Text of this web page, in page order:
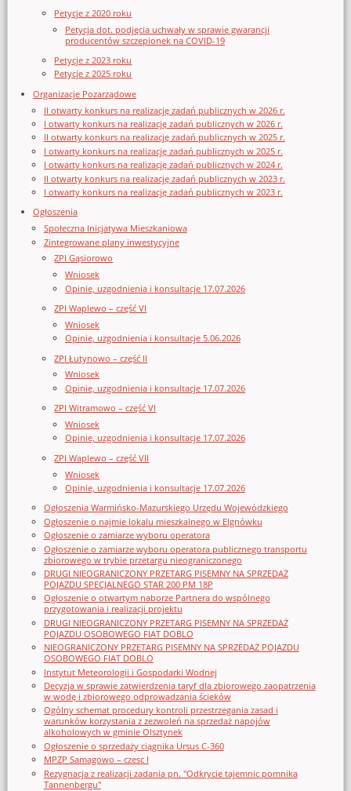
Petycje z 2020 roku
Petycja dot. podjęcia uchwały w sprawie gwarancji
producentów szczepionek na COVID-19
Petycje z 2023 roku
Petycje z 2025 roku
Organizacje Pozarządowe
II otwarty konkurs na realizację zadań publicznych w 2026 r.
I otwarty konkurs na realizację zadań publicznych w 2026 r.
II otwarty konkurs na realizację zadań publicznych w 2025 r.
I otwarty konkurs na realizację zadań publicznych w 2025 r.
I otwarty konkurs na realizację zadań publicznych w 2024 r.
II otwarty konkurs na realizację zadań publicznych w 2023 r.
I otwarty konkurs na realizację zadań publicznych w 2023 r.
Ogłoszenia
Społeczna Inicjatywa Mieszkaniowa
Zintegrowane plany inwestycyjne
ZPI Gąsiorowo
Wniosek
Opinie, uzgodnienia i konsultacje 17.07.2026
ZPI Waplewo – część VI
Wniosek
Opinie, uzgodnienia i konsultacje 5.06.2026
ZPI Łutynowo – część II
Wniosek
Opinie, uzgodnienia i konsultacje 17.07.2026
ZPI Witramowo – część VI
Wniosek
Opinie, uzgodnienia i konsultacje 17.07.2026
ZPI Waplewo – część VII
Wniosek
Opinie, uzgodnienia i konsultacje 17.07.2026
Ogłoszenia Warmińsko-Mazurskiego Urzędu Wojewódzkiego
Ogłoszenie o najmie lokalu mieszkalnego w Elgnówku
Ogłoszenie o zamiarze wyboru operatora
Ogłoszenie o zamiarze wyboru operatora publicznego transportu
zbiorowego w trybie przetargu nieograniczonego
DRUGI NIEOGRANICZONY PRZETARG PISEMNY NA SPRZEDAŻ
POJAZDU SPECJALNEGO STAR 200 PM 18P
Ogłoszenie o otwartym naborze Partnera do wspólnego
przygotowania i realizacji projektu
DRUGI NIEOGRANICZONY PRZETARG PISEMNY NA SPRZEDAŻ
POJAZDU OSOBOWEGO FIAT DOBLO
NIEOGRANICZONY PRZETARG PISEMNY NA SPRZEDAŻ POJAZDU
OSOBOWEGO FIAT DOBLO
Instytut Meteorologii i Gospodarki Wodnej
Decyzja w sprawie zatwierdzenia taryf dla zbiorowego zaopatrzenia
w wodę i zbiorowego odprowadzania ścieków
Ogólny schemat procedury kontroli przestrzegania zasad i
warunków korzystania z zezwoleń na sprzedaż napojów
alkoholowych w gminie Olsztynek
Ogłoszenie o sprzedaży ciągnika Ursus C-360
MPZP Samagowo – czesc I
Rezygnacja z realizacji zadania pn. "Odkrycie tajemnic pomnika
Tannenbergu"